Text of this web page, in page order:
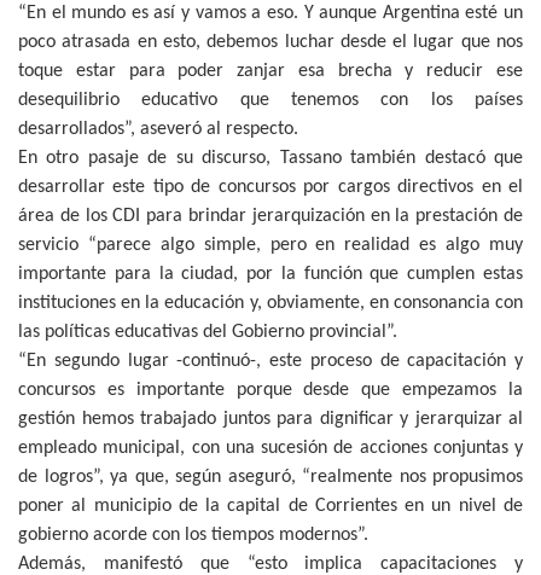
“En el mundo es así y vamos a eso. Y aunque Argentina esté un
poco atrasada en esto, debemos luchar desde el lugar que nos
toque estar para poder zanjar esa brecha y reducir ese
desequilibrio educativo que tenemos con los países
desarrollados”, aseveró al respecto.
En otro pasaje de su discurso, Tassano también destacó que
desarrollar este tipo de concursos por cargos directivos en el
área de los CDI para brindar jerarquización en la prestación de
servicio “parece algo simple, pero en realidad es algo muy
importante para la ciudad, por la función que cumplen estas
instituciones en la educación y, obviamente, en consonancia con
las políticas educativas del Gobierno provincial”.
“En segundo lugar -continuó-, este proceso de capacitación y
concursos es importante porque desde que empezamos la
gestión hemos trabajado juntos para dignificar y jerarquizar al
empleado municipal, con una sucesión de acciones conjuntas y
de logros”, ya que, según aseguró, “realmente nos propusimos
poner al municipio de la capital de Corrientes en un nivel de
gobierno acorde con los tiempos modernos”.
Además, manifestó que “esto implica capacitaciones y